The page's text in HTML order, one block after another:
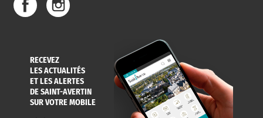
RECEVEZ
LES ACTUALITÉS
ET LES ALERTES
DE SAINT-AVERTIN
SUR VOTRE MOBILE